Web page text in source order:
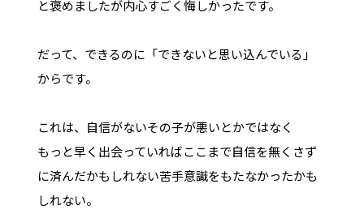
と褒めましたが内心すごく悔しかったです。
だって、できるのに「できないと思い込んでいる」
からです。
これは、自信がないその子が悪いとかではなく
もっと早く出会っていればここまで自信を無くさず
に済んだかもしれない苦手意識をもたなかったかも
しれない。